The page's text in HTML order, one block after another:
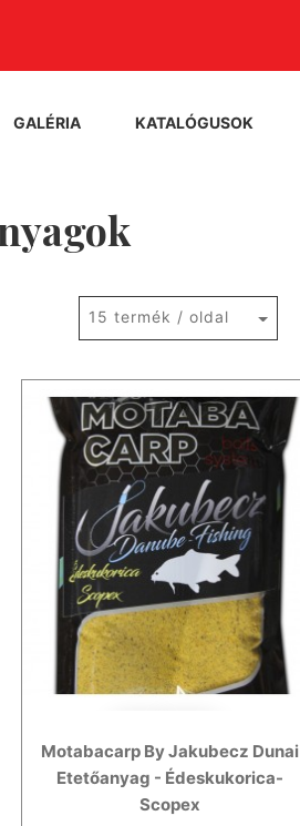
GALÉRIA KATALÓGUSOK
15 termék / oldal
Motabacarp By Jakubecz Dunai
Etetőanyag - Édeskukorica-
Scopex